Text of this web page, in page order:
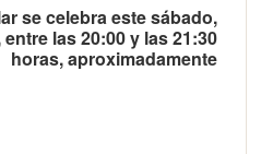
se celebra este sábado,
las 20:00 y las 21:30
horas, aproximadamente